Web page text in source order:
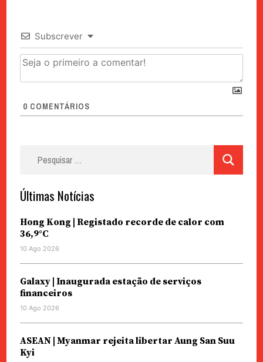
Subscrever
0 COMENTÁRIOS
Últimas Notícias
Hong Kong | Registado recorde de calor com
36,9°C
10 Ago 2026
Galaxy | Inaugurada estação de serviços
financeiros
10 Ago 2026
ASEAN | Myanmar rejeita libertar Aung San Suu
Kyi